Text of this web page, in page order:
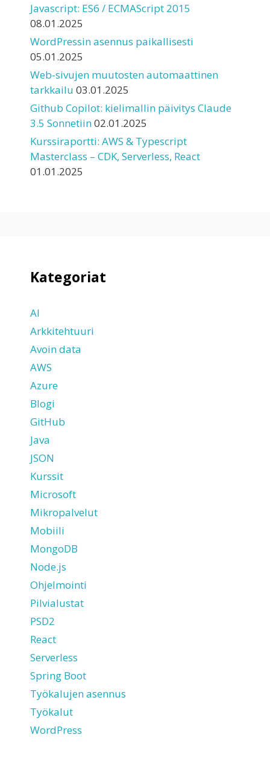
Javascript: ES6 / ECMAScript 2015
08.01.2025
WordPressin asennus paikallisesti
05.01.2025
Web-sivujen muutosten automaattinen
tarkkailu 03.01.2025
Github Copilot: kielimallin päivitys Claude
3.5 Sonnetiin02.01.2025
Kurssiraportti: AWS & Typescript
Masterclass – CDK, Serverless, React
01.01.2025
Kategoriat
AI
Arkkitehtuuri
Avoin data
AWS
Azure
Blogi
GitHub
Java
JSON
Kurssit
Microsoft
Mikropalvelut
Mobiili
MongoDB
Node.js
Ohjelmointi
Pilvialustat
PSD2
React
Serverless
Spring Boot
Työkalujen asennus
Työkalut
WordPress